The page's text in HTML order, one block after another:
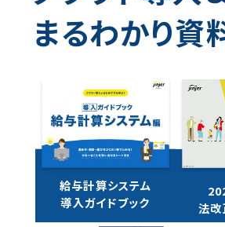
まるわかり資
給与計算システム
導入ガイドブック
法